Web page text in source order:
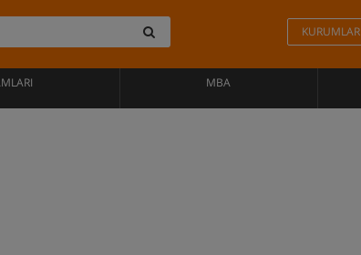
KURUMLAR
MBA